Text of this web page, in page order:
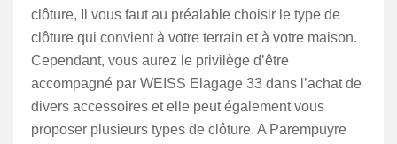
clôture, Il vous faut au préalable choisir le type de
clôture qui convient à votre terrain et à votre maison.
Cependant, vous aurez le privilège d’être
accompagné par WEISS Elagage 33 dans l’achat de
divers accessoires et elle peut également vous
proposer plusieurs types de clôture. A Parempuyre